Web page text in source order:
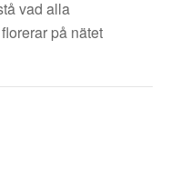
vad alla
på nätet